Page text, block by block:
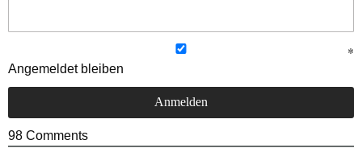
Angemeldet bleiben
98 Comments